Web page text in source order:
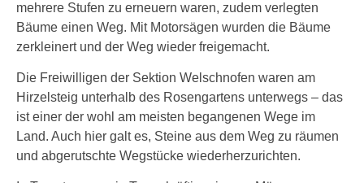
mehrere Stufen zu erneuern waren, zudem verlegten
Bäume einen Weg. Mit Motorsägen wurden die Bäume
zerkleinert und der Weg wieder freigemacht.
Die Freiwilligen der Sektion Welschnofen waren am
Hirzelsteig unterhalb des Rosengartens unterwegs – das
ist einer der wohl am meisten begangenen Wege im
Land. Auch hier galt es, Steine aus dem Weg zu räumen
und abgerutschte Wegstücke wiederherzurichten.